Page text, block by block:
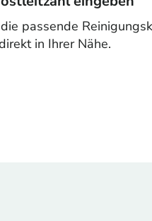
passende
in Ihrer Nähe.